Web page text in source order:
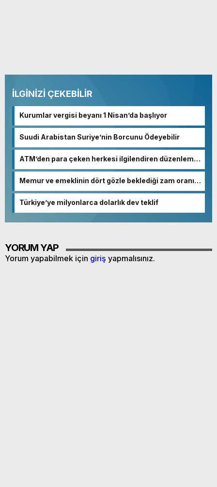
İLGİNİZİ ÇEKEBİLİR
Kurumlar vergisi beyanı 1 Nisan’da başlıyor
Suudi Arabistan Suriye’nin Borcunu Ödeyebilir
ATM’den para çeken herkesi ilgilendiren düzenleme!
Sayılar tümden değişti
Memur ve emeklinin dört gözle beklediği zam oranı
Türkiye’ye milyonlarca dolarlık dev teklif
YORUM YAP
Yorum yapabilmek için giriş yapmalısınız.